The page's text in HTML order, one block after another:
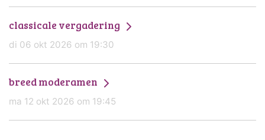
classicale vergadering
di 06 okt 2026 om 19:30
breed moderamen
ma 12 okt 2026 om 19:45